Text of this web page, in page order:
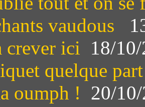
vaudous
crever ici 18/
quelque part
oumph ! 20/